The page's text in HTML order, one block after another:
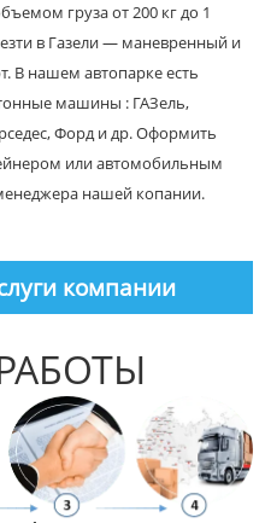
груза от 200 кг до 1
в Газели — маневренный и
В нашем автопарке есть
машины : ГАЗель,
Форд и др. Оформить
или автомобильным
нашей копании.
компании